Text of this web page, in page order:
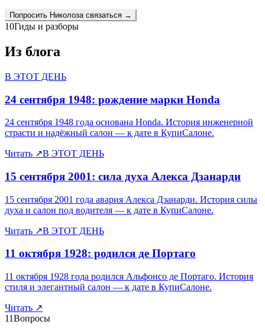
Попросить Николозасвязаться →
10Гиды и разборы
Из блога
В ЭТОТ ДЕНЬ
24 сентября 1948: рождение марки Honda
24 сентября 1948 года основана Honda. История инженерной
страсти и надёжный салон — к дате в КупиСалоне.
Читать ↗В ЭТОТ ДЕНЬ
15 сентября 2001: сила духа Алекса Дзанарди
15 сентября 2001 года авария Алекса Дзанарди. История силы
духа и салон под водителя — к дате в КупиСалоне.
Читать ↗В ЭТОТ ДЕНЬ
11 октября 1928: родился де Портаго
11 октября 1928 года родился Альфонсо де Портаго. История
стиля и элегантный салон — к дате в КупиСалоне.
Читать ↗
11Вопросы